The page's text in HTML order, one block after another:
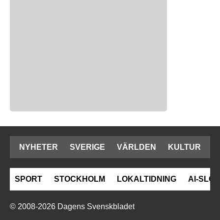
NYHETER SVERIGE VÄRLDEN KULTUR
SPORT STOCKHOLM LOKALTIDNING AI-SLOP
© 2008-2026 Dagens Svenskbladet